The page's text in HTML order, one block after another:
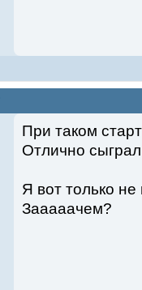
При таком
Отлично
Я вот только
Зааааачем?